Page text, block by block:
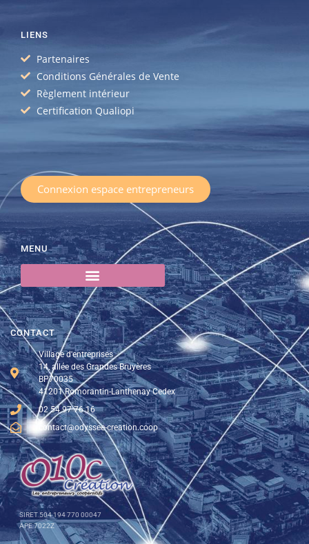
SIRET 504 194 770 00047
APE 7022Z
CONTACT
Village d'entreprises
14, allée des Grandes Bruyères
BP70035
41201 Romorantin-Lanthenay Cedex
02 54 97 76 16
contact@odyssee-creation.coop
MENU
LIENS
Partenaires
Conditions Générales de Vente
Règlement intérieur
Certification Qualiopi
Connexion espace entrepreneurs